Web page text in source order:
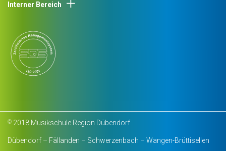
Interner Bereich
© 2018 Musikschule Region Dübendorf
Dübendorf – Fällanden – Schwerzenbach – Wangen-Brüttisellen